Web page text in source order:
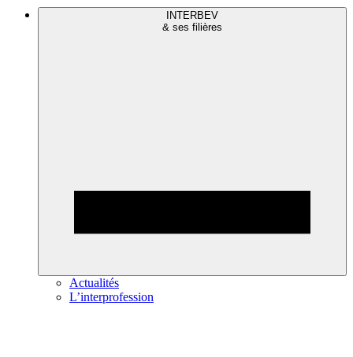
INTERBEV
& ses filières
Actualités
L’interprofession